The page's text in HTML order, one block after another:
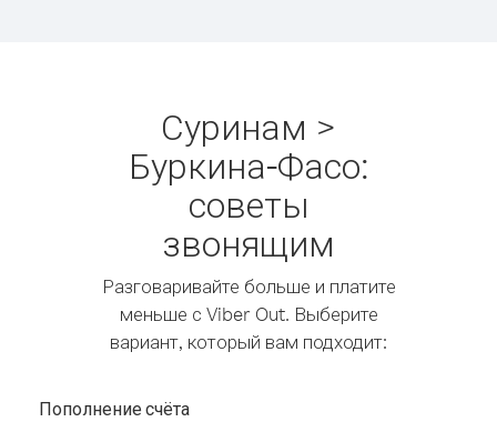
Суринам >
Буркина-Фасо:
советы
звонящим
Разговаривайте больше и платите
меньше с Viber Out. Выберите
вариант, который вам подходит:
Пополнение счёта